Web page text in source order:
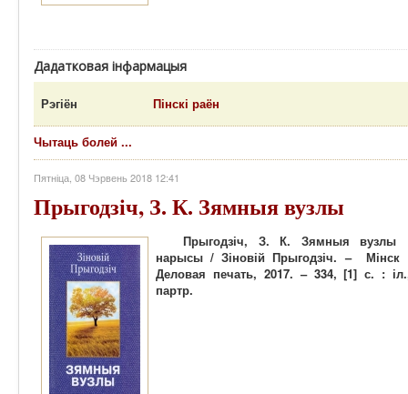
Дадатковая інфармацыя
Рэгіён Пінскі раён
Чытаць болей ...
Пятніца, 08 Чэрвень 2018 12:41
Прыгодзіч, З. К. Зямныя вузлы
Прыгодзіч, З. К. Зямныя вузлы
нарысы / Зіновій Прыгодзіч. – Мінск
Деловая печать, 2017. – 334, [1] с. :
партр.